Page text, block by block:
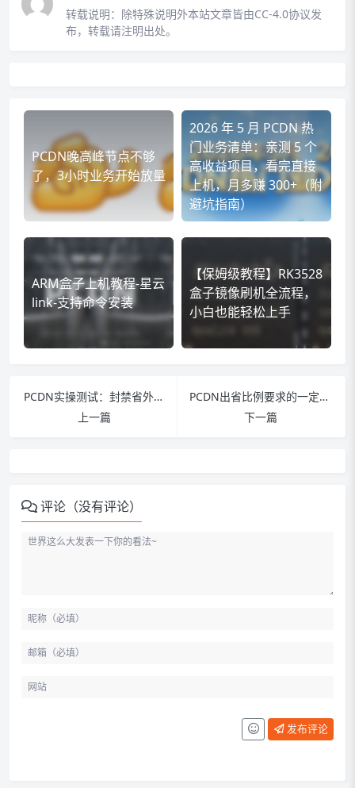
转载说明： 除特殊说明外本站文章皆由CC-4.0协议发
布，转载请注明出处。
PCDN晚高峰节点不够
了，3小时业务开始放量
2026 年 5 月 PCDN 热
门业务清单：亲测 5 个
高收益项目，看完直接
上机，月多赚 300+（附
避坑指南）
ARM盒子上机教程-星云
link-支持命令安装
【保姆级教程】RK3528
盒子镜像刷机全流程，
小白也能轻松上手
PCDN实操测试：封禁省外IP，兼顾安稳与收益的实测分享
上一篇
PCDN出省比例要求的一定要警惕
下一篇
评论（没有评论）
发布评论